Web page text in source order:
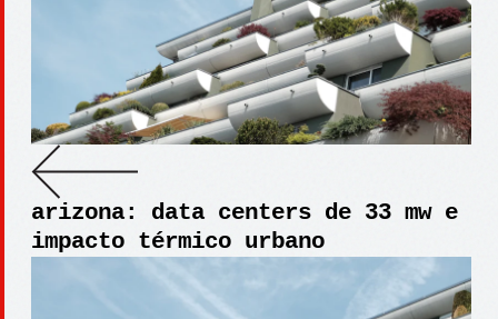
arizona: data centers de 33 mw e
impacto térmico urbano